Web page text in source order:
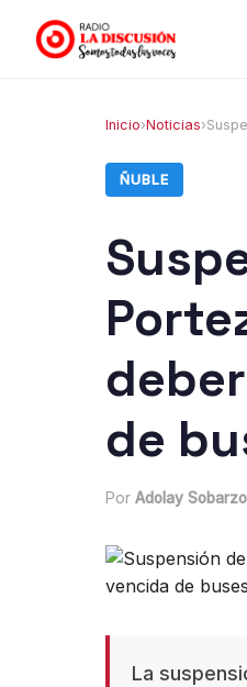
Inicio›Noticias›
ÑUBLE
de
Por Adolay Sobarzo
La